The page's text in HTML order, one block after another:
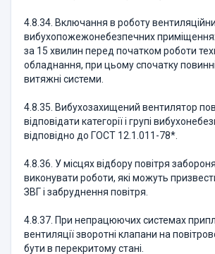
4.8.34. Включання в роботу
вибухопожежонебезпечних
за 15 хвилин перед початком роботи
обладнання, при цьому спочатку
витяжні системи.
4.8.35. Вибухозахищений вентилятор
відповідати категорії і групі
відповідно до ГОСТ 12.1.011-78*.
4.8.36. У місцях відбору повітря
виконувати роботи, які можуть
ЗВГ і забруднення повітря.
4.8.37. При непрацюючих системах
вентиляції зворотні клапани на
бути в перекритому стані.